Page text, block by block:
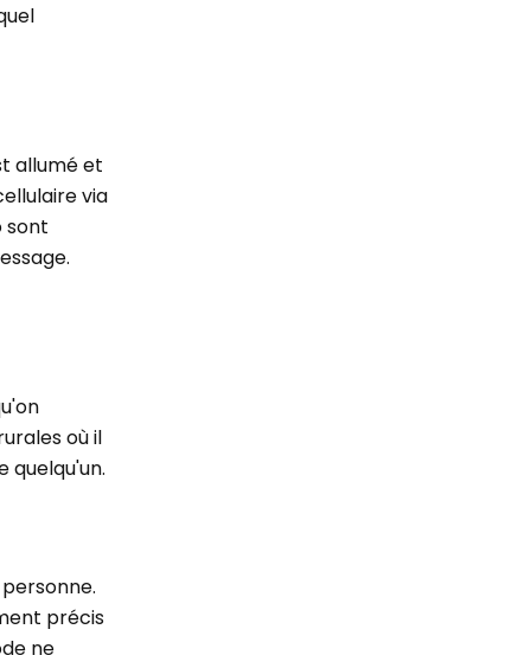
allumé et
via
sont
où il
quelqu'un.
précis
ne